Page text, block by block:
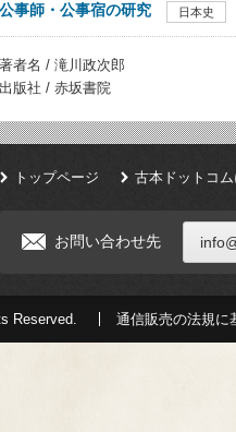
公事師・公事宿の研究 日本史
著者名 / 滝川政次郎
出版社 / 赤坂書院
トップページ 古本ドットコ
お問い合わせ先
Reserved. 通信販売の法規に